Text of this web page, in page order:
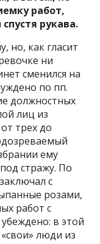
работ,
рукава.
но, как гласит
ни
сменился на
по пп.
должностных
лиц из
трех до
ему
стражу. По
с
розами,
работ с
в этой
люди из